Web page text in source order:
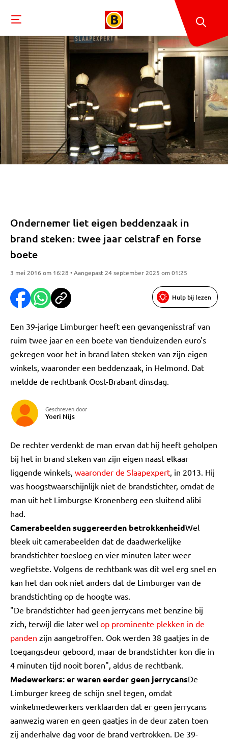
Ondernemer liet eigen beddenzaak in
brand steken: twee jaar celstraf en forse
boete
3 mei 2016 om 16:28 • Aangepast 24 september 2025 om 01:25
Hulp bij lezen
Een 39-jarige Limburger heeft een gevangenisstraf van
ruim twee jaar en een boete van tienduizenden euro's
gekregen voor het in brand laten steken van zijn eigen
winkels, waaronder een beddenzaak, in Helmond. Dat
meldde de rechtbank Oost-Brabant dinsdag.
Geschreven door
Yoeri Nijs
De rechter verdenkt de man ervan dat hij heeft geholpen
bij het in brand steken van zijn eigen naast elkaar
liggende winkels, waaronder de Slaapexpert, in 2013. Hij
was hoogstwaarschijnlijk niet de brandstichter, omdat de
man uit het Limburgse Kronenberg een sluitend alibi
had.
Camerabeelden suggereerden betrokkenheidWel
bleek uit camerabeelden dat de daadwerkelijke
brandstichter toesloeg en vier minuten later weer
wegfietste. Volgens de rechtbank was dit wel erg snel en
kan het dan ook niet anders dat de Limburger van de
brandstichting op de hoogte was.
"De brandstichter had geen jerrycans met benzine bij
zich, terwijl die later wel op prominente plekken in de
panden zijn aangetroffen. Ook werden 38 gaatjes in de
toegangsdeur geboord, maar de brandstichter kon die in
4 minuten tijd nooit boren", aldus de rechtbank.
Medewerkers: er waren eerder geen jerrycansDe
Limburger kreeg de schijn snel tegen, omdat
winkelmedewerkers verklaarden dat er geen jerrycans
aanwezig waren en geen gaatjes in de deur zaten toen
zij anderhalve dag voor de brand vertrokken. De 39-